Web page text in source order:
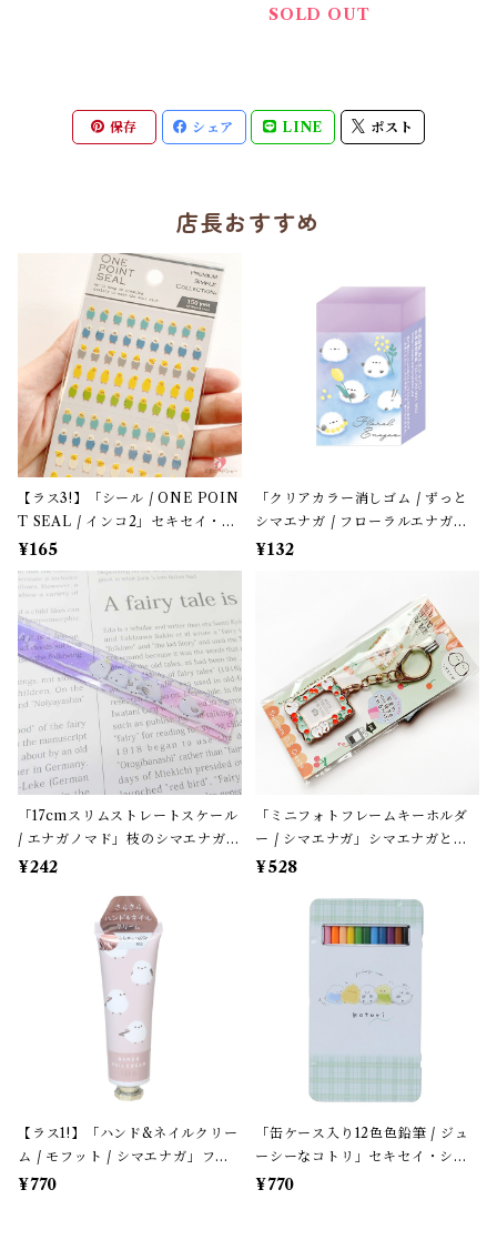
/ 外せる金具＊パステルカ
SOLD OUT
保存 シェア LINE ポスト
店長おすすめ
【ラス3!】「シール / ONE POIN
T SEAL / インコ2」セキセイ・オ
カメインコのミニミニ・ワンポイ
ントシール / マインドウェイブ＊
カラフル【生産終了・残り僅か!】
¥165
「クリアカラー消しゴム / ずっと
シマエナガ / フローラルエナガズ
」カミオジャパン＊パープルブル
¥132
「17cmスリムストレートスケール
/ エナガノマド」枝のシマエナガ /
クリア・ピンクグラデーション /
¥242
「ミニフォトフレームキーホルダ
ー / シマエナガ」シマエナガとチ
ェリー / サザンDSクリエイト / 写
ーン×レッド【大人気!】
¥528
【ラス1!】「ハンド&ネイルクリー
ム / モフット / シマエナガ」フロ
ーラルの香り / 30g / ハンドクリ
¥770
「缶ケース入り12色色鉛筆 / ジュ
ーシーなコトリ」セキセイ・シマ
エナガ・オカメ＊ホワイト＆パス
¥770